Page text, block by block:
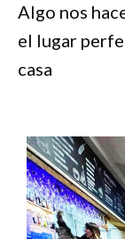
Algo nos
el lugar
casa